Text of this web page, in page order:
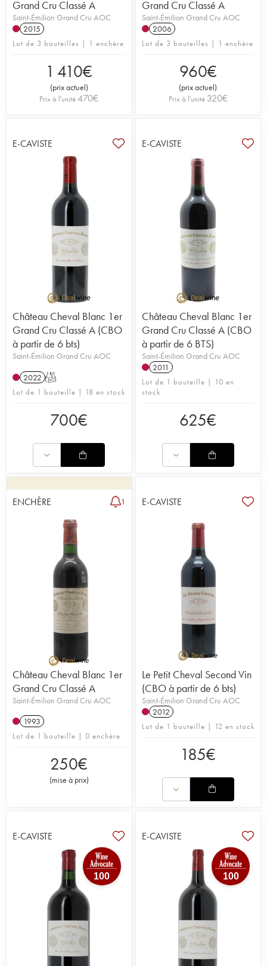
Grand Cru Classé A
Saint-Émilion Grand Cru AOC
2015
Lot de 3 bouteilles | 1 enchère
1 410€
(prix actuel)
Prix à l'unité470€
Grand Cru Classé A
Saint-Émilion Grand Cru AOC
2006
Lot de 3 bouteilles | 1 enchère
960€
(prix actuel)
Prix à l'unité 320€
E-CAVISTE
Château Cheval Blanc 1er
Grand Cru Classé A (CBO
à partir de 6 bts)
Saint-Émilion Grand Cru AOC
2022 T
Lot de 1 bouteille | 18 en stock
700€
E-CAVISTE
Château Cheval Blanc 1er
Grand Cru Classé A (CBO
à partir de 6 BTS)
Saint-Émilion Grand Cru AOC
2011
Lot de 1 bouteille | 10 en
stock
625€
ENCHÈRE 1
Château Cheval Blanc 1er
Grand Cru Classé A
Saint-Émilion Grand Cru AOC
1993
Lot de 1 bouteille | 0 enchère
250€
(mise à prix)
E-CAVISTE
Le Petit Cheval Second Vin
(CBO à partir de 6 bts)
Saint-Émilion Grand Cru AOC
2012
Lot de 1 bouteille | 12 en stock
185€
E-CAVISTE
100
E-CAVISTE
100